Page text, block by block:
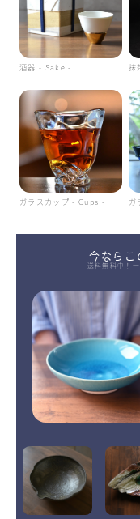
酒器 - Sake - 抹
ガラスカップ - Cups - ガ
今ならこ
送料無料中！